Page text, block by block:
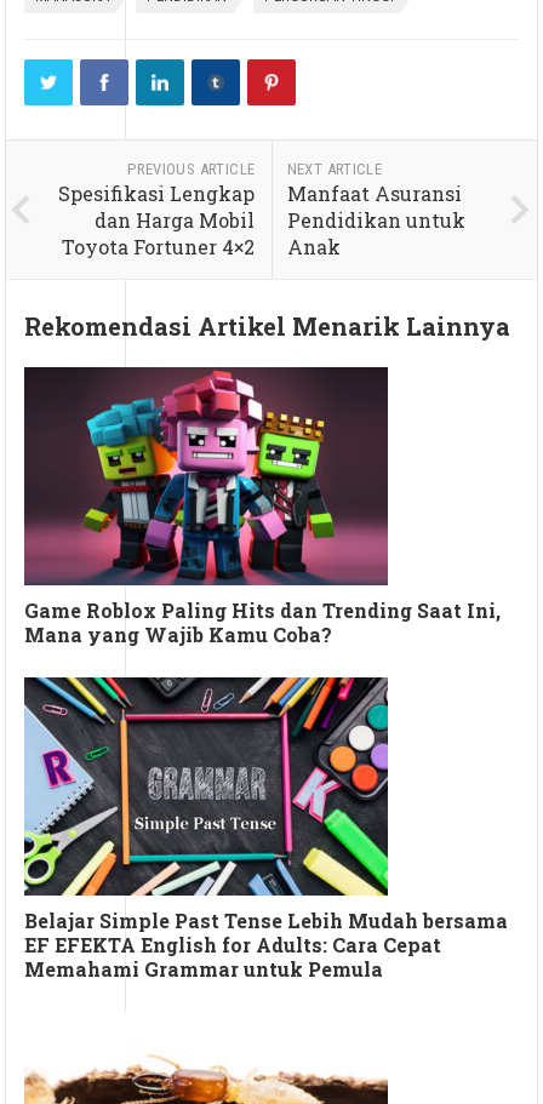
PREVIOUS ARTICLE
Spesifikasi Lengkap
dan Harga Mobil
Toyota Fortuner 4×2
NEXT ARTICLE
Manfaat Asuransi
Pendidikan untuk
Anak
Rekomendasi Artikel Menarik Lainnya
Game Roblox Paling Hits dan Trending Saat Ini,
Mana yang Wajib Kamu Coba?
Belajar Simple Past Tense Lebih Mudah bersama
EF EFEKTA English for Adults: Cara Cepat
Memahami Grammar untuk Pemula